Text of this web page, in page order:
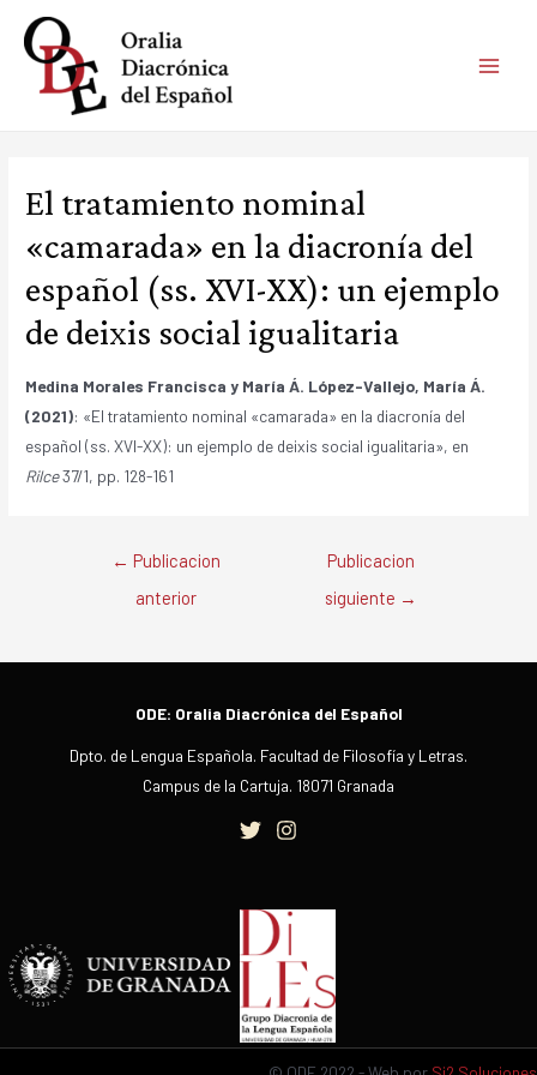
contenido
El tratamiento nominal
«camarada» en la diacronía del
español (ss. XVI-XX): un ejemplo
de deixis social igualitaria
Medina Morales Francisca y María Á. López-Vallejo, María Á.
(2021): «El tratamiento nominal «camarada» en la diacronía del
español (ss. XVI-XX): un ejemplo de deixis social igualitaria», en
Rilce37/1, pp. 128-161
Navegación
← Publicacion
anterior
Publicacion
siguiente →
ODE: Oralia Diacrónica del Español
Dpto. de Lengua Española. Facultad de Filosofía y Letras.
Campus de la Cartuja. 18071 Granada